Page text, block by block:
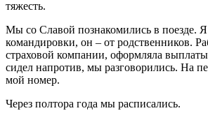
тяжесть.
Мы со Славой познакомились в поезде. Я
командировки, он – от родственников.
страховой компании, оформляла
сидел напротив, мы разговорились. На
мой номер.
Через полтора года мы расписались.